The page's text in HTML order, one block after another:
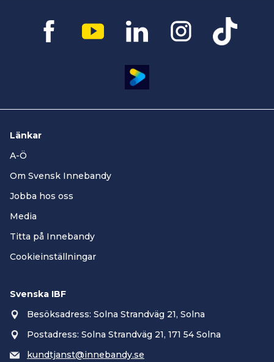
Länkar
A-Ö
Om Svensk Innebandy
Jobba hos oss
Media
Titta på Innebandy
Cookieinställningar
Svenska IBF
Besöksadress: Solna Strandväg 21, Solna
Postadress: Solna Strandväg 21, 171 54 Solna
kundtjanst@innebandy.se